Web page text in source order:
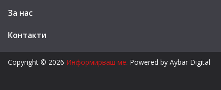
За нас
Контакти
Copyright © 2026 Информирваш ме. Powered by Aybar Digital